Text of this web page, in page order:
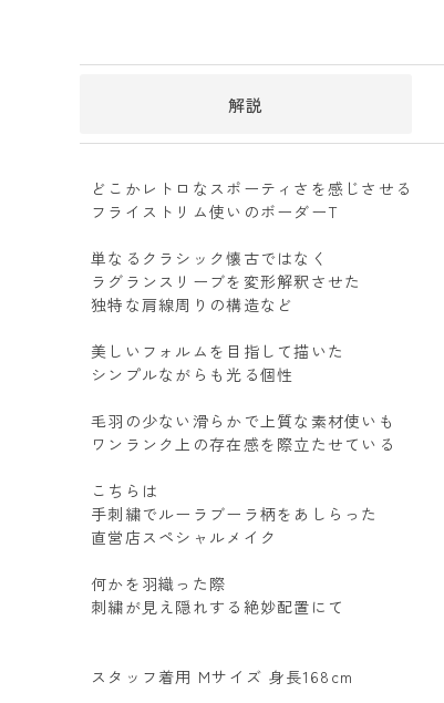
解説
どこかレトロなスポーティさを感じさせる
フライストリム使いのボーダーT
単なるクラシック懐古ではなく
ラグランスリーブを変形解釈させた
独特な肩線周りの構造など
美しいフォルムを目指して描いた
シンプルながらも光る個性
毛羽の少ない滑らかで上質な素材使いも
ワンランク上の存在感を際立たせている
こちらは
手刺繍でルーラブーラ柄をあしらった
直営店スペシャルメイク
何かを羽織った際
刺繍が見え隠れする絶妙配置にて
スタッフ着用 Mサイズ 身長168cm